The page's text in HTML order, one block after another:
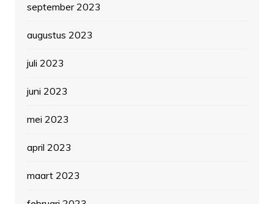
september 2023
augustus 2023
juli 2023
juni 2023
mei 2023
april 2023
maart 2023